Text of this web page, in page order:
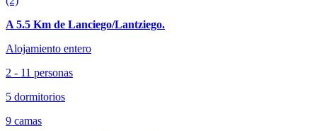
A 5.5 Km de Lanciego/Lantziego.
Alojamiento entero
2 - 11 personas
5 dormitorios
9 camas